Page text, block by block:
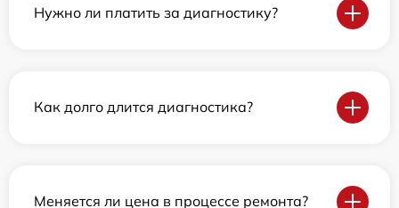
Нужно ли платить за диагностику?
Как долго длится диагностика?
Меняется ли цена в процессе ремонта?